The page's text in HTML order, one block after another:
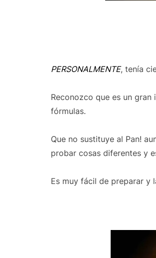
PERSONALMENTE, tenía
Reconozco que es un
fórmulas.
Que no sustituye al Pan!
probar cosas diferentes y
Es muy fácil de preparar y